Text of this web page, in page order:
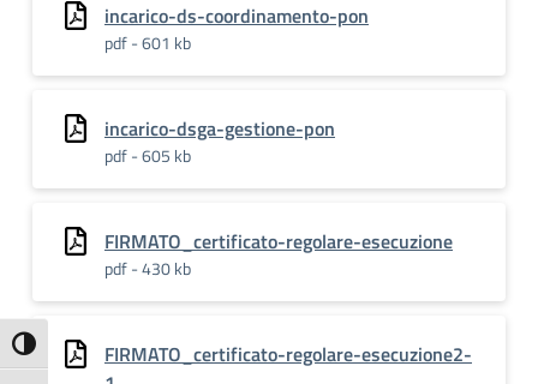
Attiva/disattiva alto contrasto
incarico-ds-coordinamento-pon
pdf - 601 kb
incarico-dsga-gestione-pon
pdf - 605 kb
FIRMATO_certificato-regolare-esecuzione
pdf - 430 kb
FIRMATO_certificato-regolare-esecuzione2-